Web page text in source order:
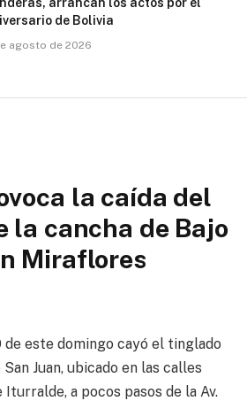
de Bolivia
agosto de 2026
la caída del
la cancha de Bajo
Miraflores
de este domingo cayó el tinglado
Juan, ubicado en las calles
a pocos pasos de la Av.